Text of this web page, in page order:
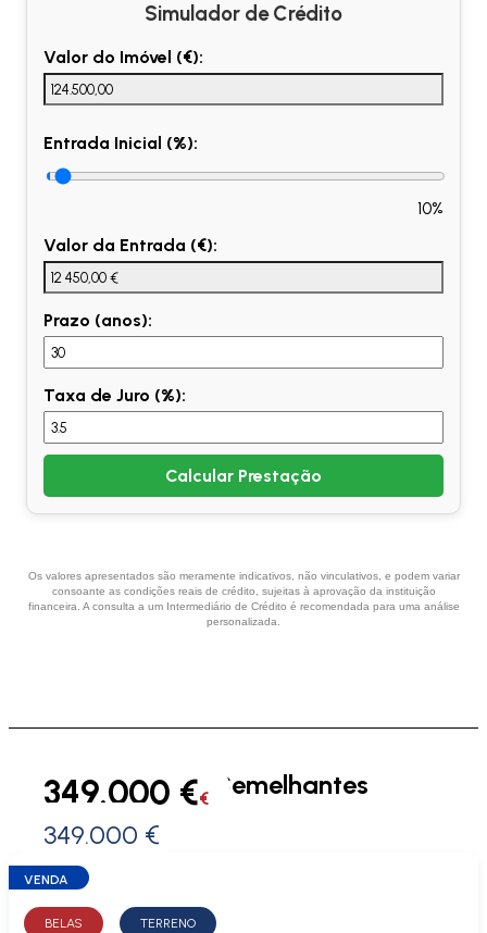
Simulador de Crédito
Valor do Imóvel (€):
Entrada Inicial (%):
10%
Valor da Entrada (€):
Prazo (anos):
Taxa de Juro (%):
Calcular Prestação
Os valores apresentados são meramente indicativos, não vinculativos, e podem variar
consoante as condições reais de crédito, sujeitas à aprovação da instituição
financeira. A consulta a um Intermediário de Crédito é recomendada para uma análise
personalizada.
Imóveis Semelhantes
0 €
349.000 €€
349.000 €
VENDA
BELAS TERRENO